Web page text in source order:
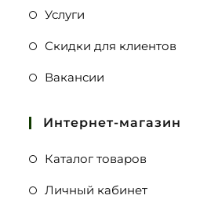
Услуги
Скидки для клиентов
Вакансии
Интернет-магазин
Каталог товаров
Личный кабинет